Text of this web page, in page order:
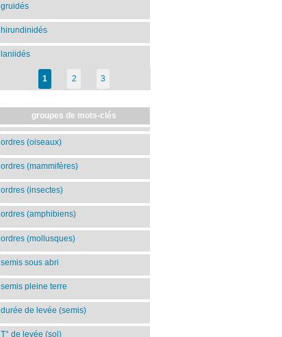
gruidés
hirundinidés
laniidés
1 2 3
groupes de mots-clés
ordres (oiseaux)
ordres (mammifères)
ordres (insectes)
ordres (amphibiens)
ordres (mollusques)
semis sous abri
semis pleine terre
durée de levée (semis)
T° de levée (sol)